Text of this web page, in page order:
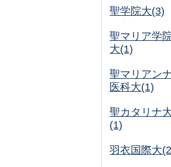
聖学院大(3)
聖マリア学
大(1)
聖マリアン
医科大(1)
聖カタリナ
(1)
羽衣国際大